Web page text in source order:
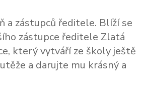
a zástupců ředitele. Blíží se
zástupce ředitele Zlatá
který vytváří ze školy ještě
a darujte mu krásný a